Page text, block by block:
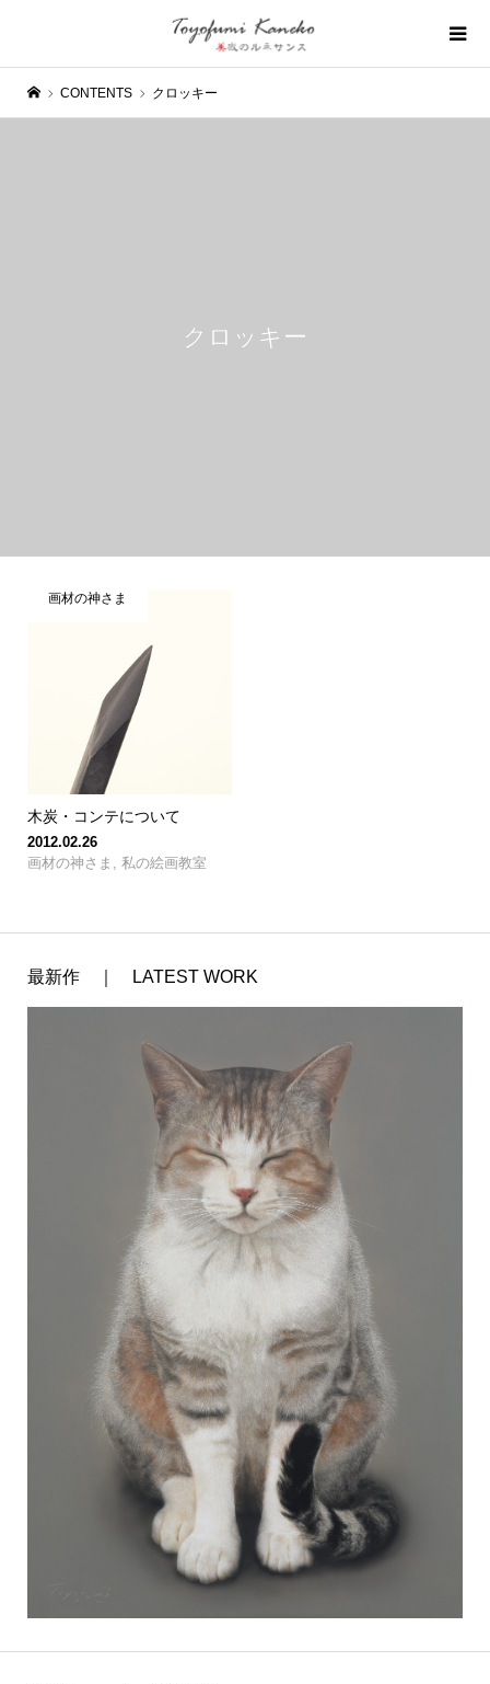
CONTENTS クロッキー
クロッキー
画材の神さま
木炭・コンテについて
2012.02.26
画材の神さま
私の絵画教室
最新作 ｜ LATEST WORK